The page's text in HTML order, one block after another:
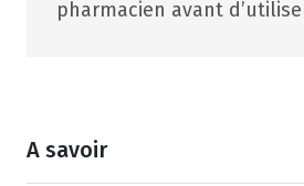
pharmacien avant
A savoir